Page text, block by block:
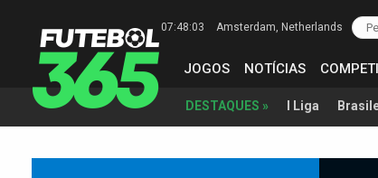
07:48:04 Amsterdam, Netherlands
JOGOS NOTÍCIAS
DESTAQUES » I Liga